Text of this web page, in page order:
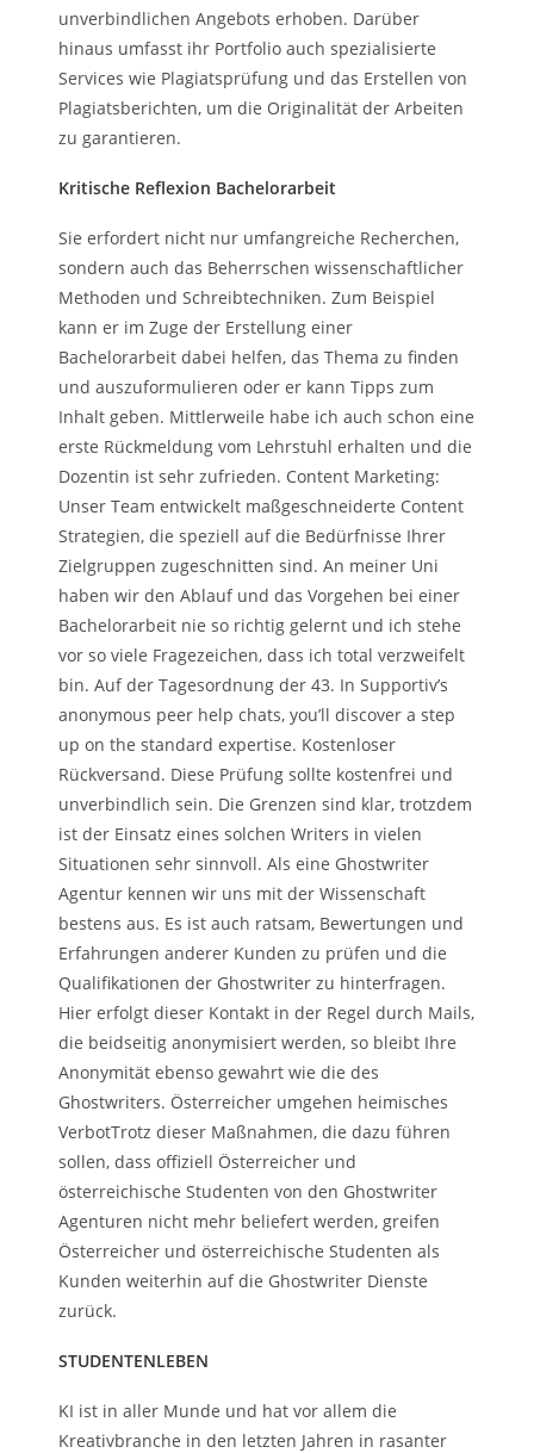
unverbindlichen Angebots erhoben. Darüber
hinaus umfasst ihr Portfolio auch spezialisierte
Services wie Plagiatsprüfung und das Erstellen von
Plagiatsberichten, um die Originalität der Arbeiten
zu garantieren.
Kritische Reflexion Bachelorarbeit
Sie erfordert nicht nur umfangreiche Recherchen,
sondern auch das Beherrschen wissenschaftlicher
Methoden und Schreibtechniken. Zum Beispiel
kann er im Zuge der Erstellung einer
Bachelorarbeit dabei helfen, das Thema zu finden
und auszuformulieren oder er kann Tipps zum
Inhalt geben. Mittlerweile habe ich auch schon eine
erste Rückmeldung vom Lehrstuhl erhalten und die
Dozentin ist sehr zufrieden. Content Marketing:
Unser Team entwickelt maßgeschneiderte Content
Strategien, die speziell auf die Bedürfnisse Ihrer
Zielgruppen zugeschnitten sind. An meiner Uni
haben wir den Ablauf und das Vorgehen bei einer
Bachelorarbeit nie so richtig gelernt und ich stehe
vor so viele Fragezeichen, dass ich total verzweifelt
bin. Auf der Tagesordnung der 43. In Supportiv’s
anonymous peer help chats, you’ll discover a step
up on the standard expertise. Kostenloser
Rückversand. Diese Prüfung sollte kostenfrei und
unverbindlich sein. Die Grenzen sind klar, trotzdem
ist der Einsatz eines solchen Writers in vielen
Situationen sehr sinnvoll. Als eine Ghostwriter
Agentur kennen wir uns mit der Wissenschaft
bestens aus. Es ist auch ratsam, Bewertungen und
Erfahrungen anderer Kunden zu prüfen und die
Qualifikationen der Ghostwriter zu hinterfragen.
Hier erfolgt dieser Kontakt in der Regel durch Mails,
die beidseitig anonymisiert werden, so bleibt Ihre
Anonymität ebenso gewahrt wie die des
Ghostwriters. Österreicher umgehen heimisches
VerbotTrotz dieser Maßnahmen, die dazu führen
sollen, dass offiziell Österreicher und
österreichische Studenten von den Ghostwriter
Agenturen nicht mehr beliefert werden, greifen
Österreicher und österreichische Studenten als
Kunden weiterhin auf die Ghostwriter Dienste
zurück.
STUDENTENLEBEN
KI ist in aller Munde und hat vor allem die
Kreativbranche in den letzten Jahren in rasanter